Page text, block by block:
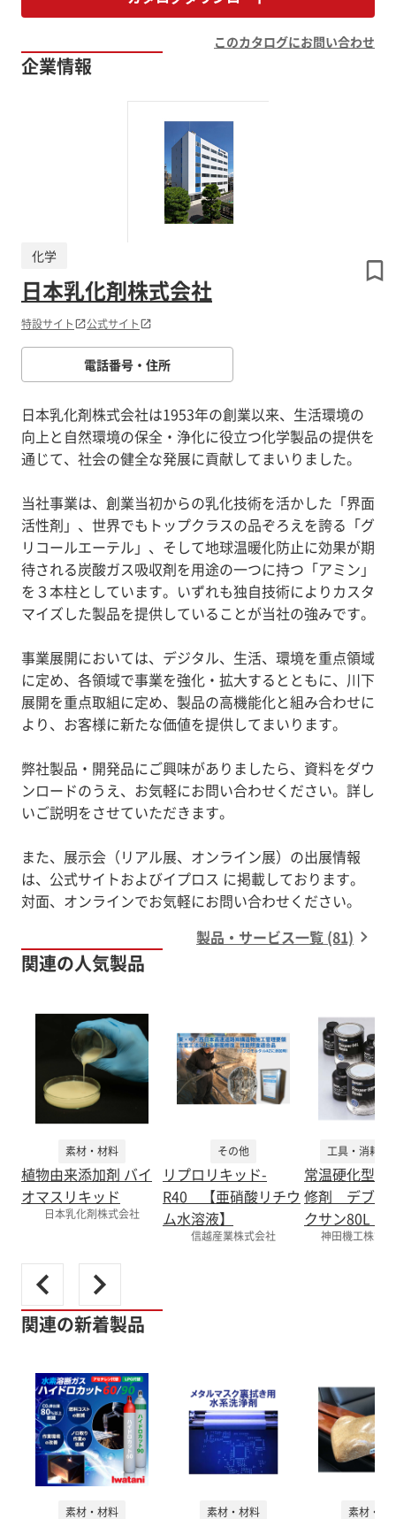
このカタログにお問い合わせ
企業情報
日本乳化剤株式会社
化学
特設サイト 公式サイト
電話番号・住所
日本乳化剤株式会社は1953年の創業以来、生活環境の
向上と自然環境の保全・浄化に役立つ化学製品の提供を
通じて、社会の健全な発展に貢献してまいりました。
当社事業は、創業当初からの乳化技術を活かした「界面
活性剤」、世界でもトップクラスの品ぞろえを誇る「グ
リコールエーテル」、そして地球温暖化防止に効果が期
待される炭酸ガス吸収剤を用途の一つに持つ「アミン」
を３本柱としています。いずれも独自技術によりカスタ
マイズした製品を提供していることが当社の強みです。
事業展開においては、デジタル、生活、環境を重点領域
に定め、各領域で事業を強化・拡大するとともに、川下
展開を重点取組に定め、製品の高機能化と組み合わせに
より、お客様に新たな価値を提供してまいります。
弊社製品・開発品にご興味がありましたら、資料をダウ
ンロードのうえ、お気軽にお問い合わせください。詳し
いご説明をさせていただきます。
また、展示会（リアル展、オンライン展）の出展情報
は、公式サイトおよびイプロス に掲載しております。
対面、オンラインでお気軽にお問い合わせください。
製品・サービス一覧 (81)
関連の人気製品
素材・材料
植物由来添加剤 バイ
オマスリキッド
日本乳化剤株式会社
その他
リプロリキッド-
R40 【亜硝酸リチウ
ム水溶液】
信越産業株式会社
工具・消耗品
常温硬化型ウ
修剤 デブ
クサン80L リ
神田機工株式
関連の新着製品
素材・材料 素材・材料 素材・材